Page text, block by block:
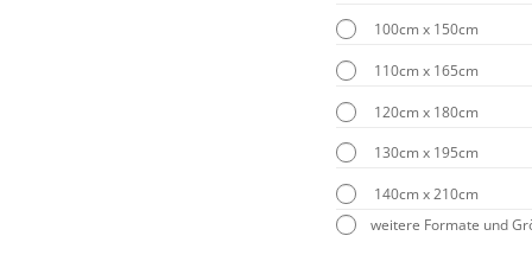
100cm x 150cm
110cm x 165cm
120cm x 180cm
130cm x 195cm
140cm x 210cm
weitere Formate und